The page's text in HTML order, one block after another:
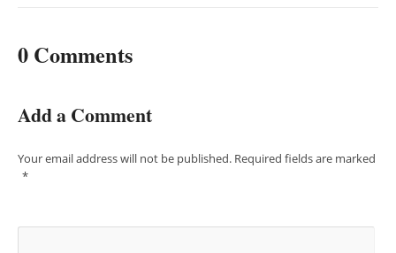
0 Comments
Add a Comment
Your email address will not be published. Required fields are marked
*